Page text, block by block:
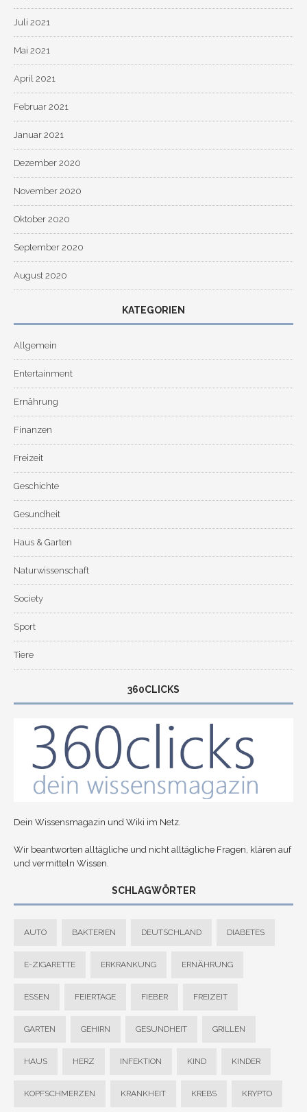
Juli 2021
Mai 2021
April 2021
Februar 2021
Januar 2021
Dezember 2020
November 2020
Oktober 2020
September 2020
August 2020
KATEGORIEN
Allgemein
Entertainment
Ernährung
Finanzen
Freizeit
Geschichte
Gesundheit
Haus & Garten
Naturwissenschaft
Society
Sport
Tiere
360CLICKS
Dein Wissensmagazin und Wiki im Netz.
Wir beantworten alltägliche und nicht alltägliche Fragen, klären auf
und vermitteln Wissen.
SCHLAGWÖRTER
AUTO BAKTERIEN DEUTSCHLAND DIABETES
E-ZIGARETTE ERKRANKUNG ERNÄHRUNG
ESSEN FEIERTAGE FIEBER FREIZEIT
GARTEN GEHIRN GESUNDHEIT GRILLEN
HAUS HERZ INFEKTION KIND KINDER
KOPFSCHMERZEN KRANKHEIT KREBS KRYPTO